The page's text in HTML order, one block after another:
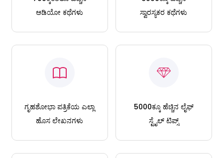
ಆಡಿಯೋ ಕಥೆಗಳು
ಸ್ವಾರಸ್ಯಕರ ಕಥೆಗಳು
ಗೃಹಶೋಭಾ ಪತ್ರಿಕೆಯ ಎಲ್ಲಾ
ಹೊಸ ಲೇಖನಗಳು
5000ಕ್ಕೂ ಹೆಚ್ಚಿನ ಲೈಫ್
ಸ್ಟೈಲ್ ಟಿಪ್ಸ್